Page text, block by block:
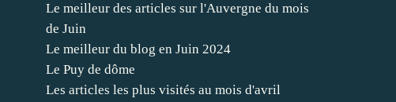
Le meilleur des articles sur l'Auvergne du mois
de Juin
Le meilleur du blog en Juin 2024
Le Puy de dôme
Les articles les plus visités au mois d'avril